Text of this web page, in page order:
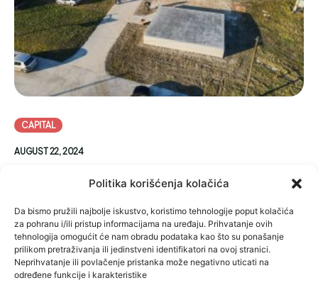
Politika korišćenja kolačića
Da bismo pružili najbolje iskustvo, koristimo tehnologije poput kolačića
za pohranu i/ili pristup informacijama na uređaju. Prihvatanje ovih
tehnologija omogućit će nam obradu podataka kao što su ponašanje
prilikom pretraživanja ili jedinstveni identifikatori na ovoj stranici.
Neprihvatanje ili povlačenje pristanka može negativno uticati na
određene funkcije i karakteristike
CAPITAL
AUGUST 22, 2024
Ćosić raspisao konkurs za idejno rješenje
pasarele koje je već predstavio
ISTOČNO SARAJEVO – Grad Istočno Sarajevo objavio je nedavno
tender za izbor idejnog rješenja izgleda pasarele koja bi po
okončanju izgradnje trebala spojiti opštine Istočna Ilidža i
Istočno Novo Sarajevo, iako je gradonačelnik Ljubiša Ćosić još
prije tri mjeseca objavio slike za koje je tvrdio da predstavljaju
idejno rješenje za tu pasarelu.